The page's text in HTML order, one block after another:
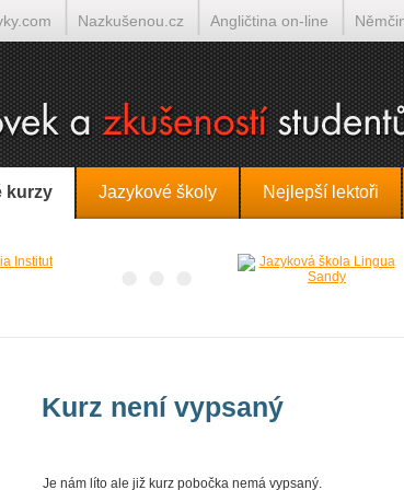
kurzy Jazykové školy Nejlepší lektoři
Kurz není vypsaný
Je nám líto ale již kurz pobočka nemá vypsaný.
Nazkušenou.cz Angličtina on-line